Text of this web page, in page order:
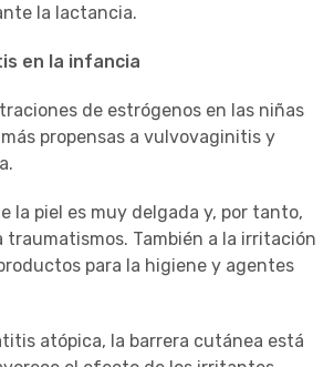
la lactancia.
en la infancia
de estrógenos en las niñas
propensas a vulvovaginitis y
la piel es muy delgada y, por tanto,
traumatismos. También a la irritación
para la higiene y agentes
atópica, la barrera cutánea está